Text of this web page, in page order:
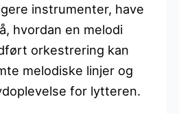
instrumenter, have
hvordan en melodi
orkestrering kan
melodiske linjer og
for lytteren.